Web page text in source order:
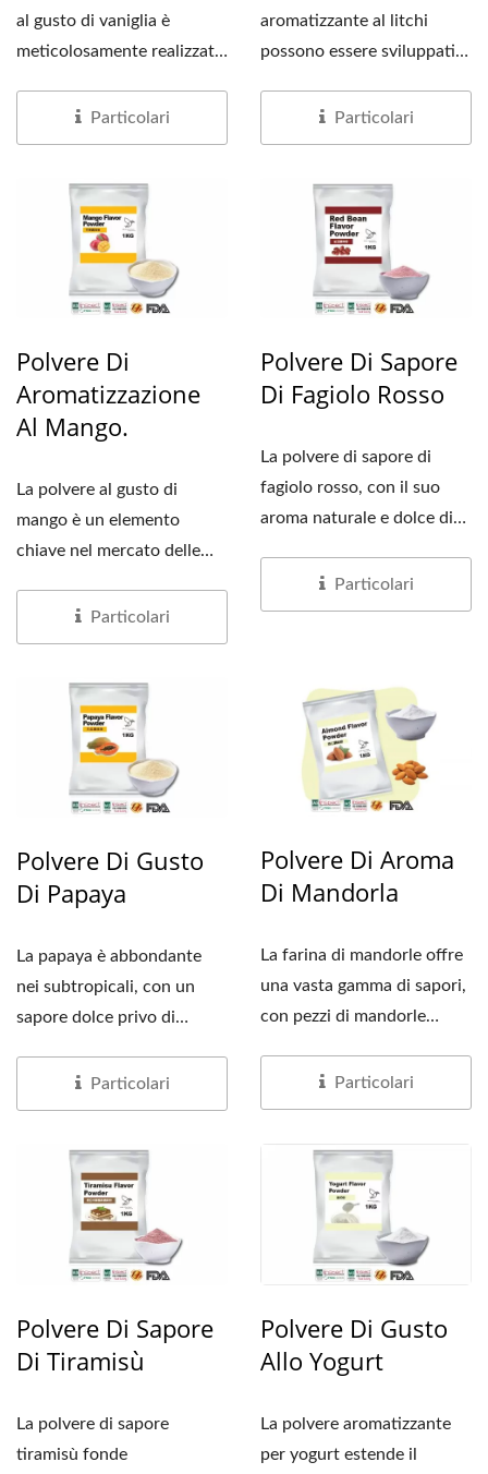
al gusto di vaniglia è
meticolosamente realizzata
Particolari
aromatizzante al litchi
possono essere sviluppati
Particolari
Polvere Di
Aromatizzazione
Al Mango.
La polvere al gusto di
mango è un elemento
chiave nel mercato delle
Particolari
Polvere Di Sapore
Di Fagiolo Rosso
La polvere di sapore di
fagiolo rosso, con il suo
aroma naturale e dolce di
Particolari
Polvere Di Gusto
Di Papaya
La papaya è abbondante
nei subtropicali, con un
sapore dolce privo di
combinato...Particolari
Polvere Di Aroma
Di Mandorla
La farina di mandorle offre
una vasta gamma di sapori,
con pezzi di mandorle
Particolari
Polvere Di Sapore
Di Tiramisù
La polvere di sapore
tiramisù fonde
Polvere Di Gusto
Allo Yogurt
La polvere aromatizzante
per yogurt estende il